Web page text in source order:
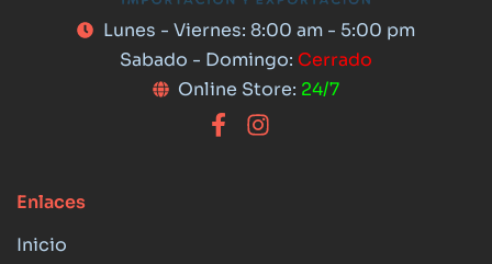
Lunes - Viernes: 8:00 am - 5:00 pm
Sabado - Domingo: Cerrado
Online Store: 24/7
Enlaces
Inicio